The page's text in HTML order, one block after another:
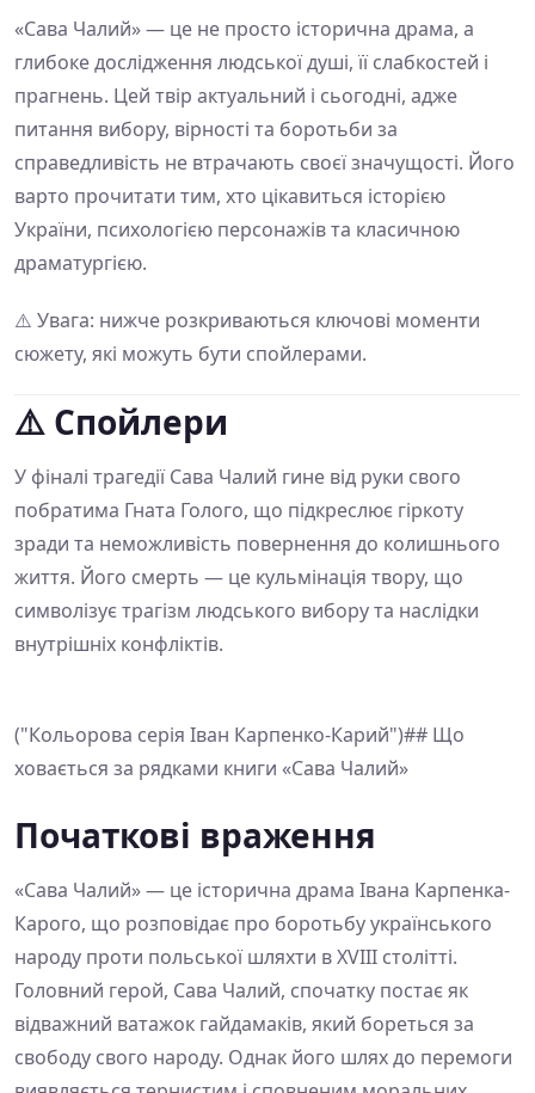
«Сава Чалий» — це не просто історична драма, а
глибоке дослідження людської душі, її слабкостей і
прагнень. Цей твір актуальний і сьогодні, адже
питання вибору, вірності та боротьби за
справедливість не втрачають своєї значущості. Його
варто прочитати тим, хто цікавиться історією
України, психологією персонажів та класичною
драматургією.
⚠️ Увага: нижче розкриваються ключові моменти
сюжету, які можуть бути спойлерами.
⚠️ Спойлери
У фіналі трагедії Сава Чалий гине від руки свого
побратима Гната Голого, що підкреслює гіркоту
зради та неможливість повернення до колишнього
життя. Його смерть — це кульмінація твору, що
символізує трагізм людського вибору та наслідки
внутрішніх конфліктів.
("Кольорова серія Іван Карпенко-Карий")## Що
ховається за рядками книги «Сава Чалий»
Початкові враження
«Сава Чалий» — це історична драма Івана Карпенка-
Карого, що розповідає про боротьбу українського
народу проти польської шляхти в XVIII столітті.
Головний герой, Сава Чалий, спочатку постає як
відважний ватажок гайдамаків, який бореться за
свободу свого народу. Однак його шлях до перемоги